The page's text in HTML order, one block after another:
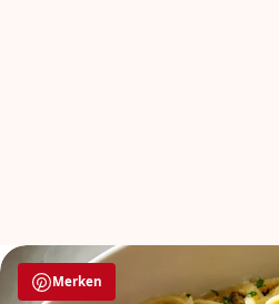
Merken